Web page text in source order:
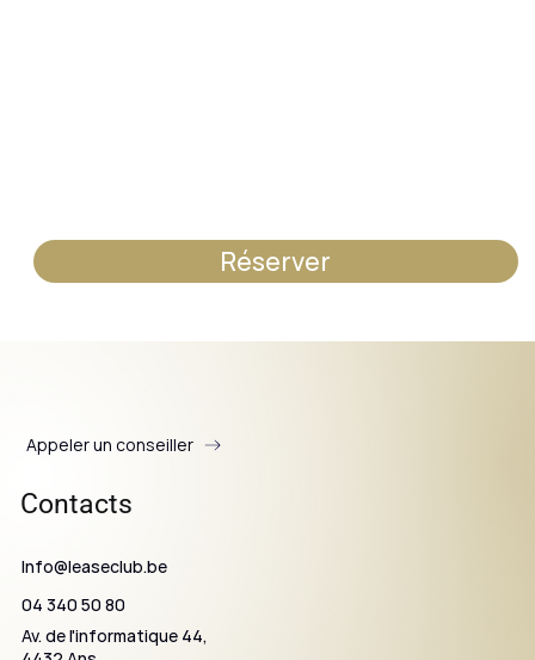
Réserver
Appeler un conseiller
Contacts
Info@leaseclub.be
04 340 50 80
Av. de l'informatique 44,